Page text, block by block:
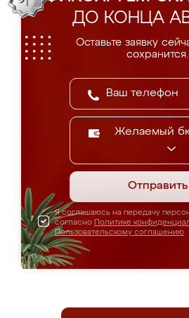
ДО КОНЦА
Оставьте заявку
сохранится.
Желаемый
Отправить
Я соглашаюсь на передачу
согласно Политике
Пользовательскому соглашению